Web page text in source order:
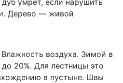
Дерево — живой
Влажность воздуха. Зимой в
20%. Для лестницы это
в пустыне. Швы